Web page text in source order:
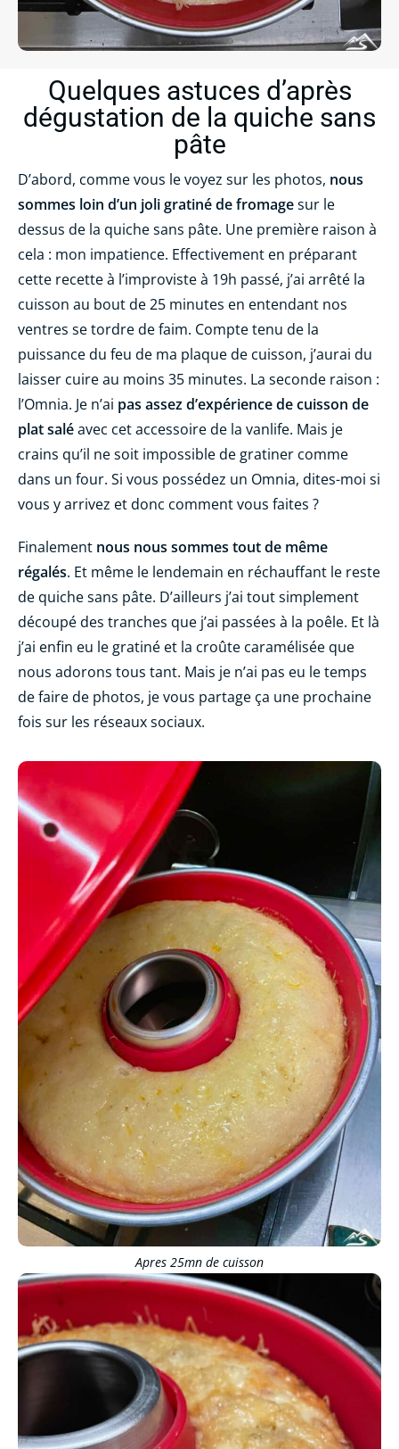
Quelques astuces d’après
dégustation de la quiche sans
pâte
D’abord, comme vous le voyez sur les photos, nous
sommes loin d’un joli gratiné de fromagesur le
dessus de la quiche sans pâte. Une première raison à
cela : mon impatience. Effectivement en préparant
cette recette à l’improviste à 19h passé, j’ai arrêté la
cuisson au bout de 25 minutes en entendant nos
ventres se tordre de faim. Compte tenu de la
puissance du feu de ma plaque de cuisson, j’aurai du
laisser cuire au moins 35 minutes. La seconde raison :
l’Omnia. Je n’ai pas assez d’expérience de cuisson de
plat saléavec cet accessoire de la vanlife. Mais je
crains qu’il ne soit impossible de gratiner comme
dans un four. Si vous possédez un Omnia, dites-moi si
vous y arrivez et donc comment vous faites ?
Finalement nous nous sommes tout de même
régalés. Et même le lendemain en réchauffant le reste
de quiche sans pâte. D’ailleurs j’ai tout simplement
découpé des tranches que j’ai passées à la poêle. Et là
j’ai enfin eu le gratiné et la croûte caramélisée que
nous adorons tous tant. Mais je n’ai pas eu le temps
de faire de photos, je vous partage ça une prochaine
fois sur les réseaux sociaux.
Apres 25mn de cuisson